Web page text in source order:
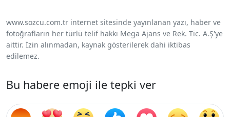
www.sozcu.com.tr internet sitesinde yayınlanan yazı, haber ve
fotoğrafların her türlü telif hakkı Mega Ajans ve Rek. Tic. A.Ş'ye
aittir. İzin alınmadan, kaynak gösterilerek dahi iktibas
edilemez.
Bu habere emoji ile tepki ver